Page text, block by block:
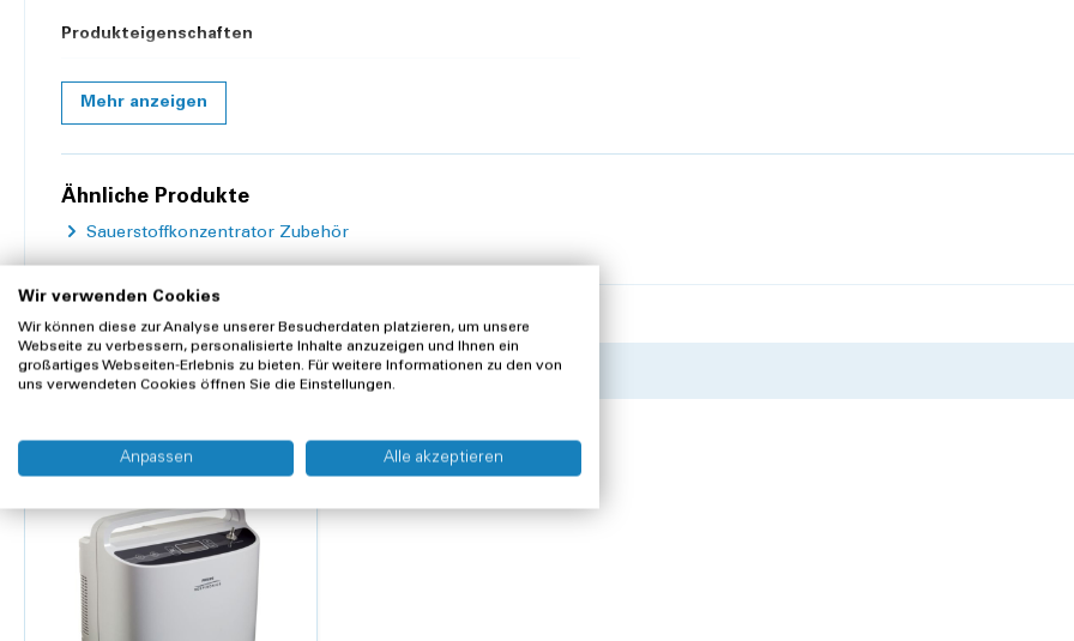
Produkteigenschaften
Farbe:
Mehr anzeigen
Ähnliche Produkte
Sauerstoffkonzentrator Zubehör
Zubehör Kunden kauften auch
Wir verwenden Cookies
Wir können diese zur Analyse unserer Besucherdaten platzieren, um unsere
Webseite zu verbessern, personalisierte Inhalte anzuzeigen und Ihnen ein
großartiges Webseiten-Erlebnis zu bieten. Für weitere Informationen zu den von
uns verwendeten Cookies öffnen Sie die Einstellungen.
Anpassen Alle akzeptieren